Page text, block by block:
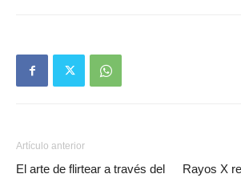
Artículo anterior
El arte de flirtear a través del
Rayos X